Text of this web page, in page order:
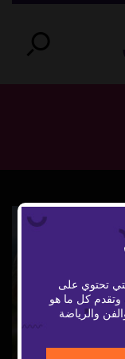
تحتوي على
وتقدم كل ما هو
والرياضة